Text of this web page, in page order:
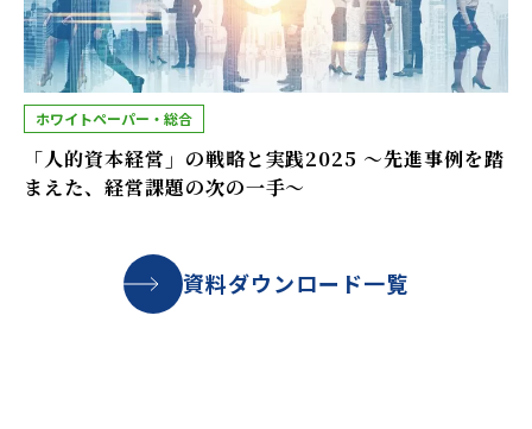
ホワイトペーパー・総合
「人的資本経営」の戦略と実践2025 ～先進事例を踏
まえた、経営課題の次の一手～
資料ダウンロード一覧